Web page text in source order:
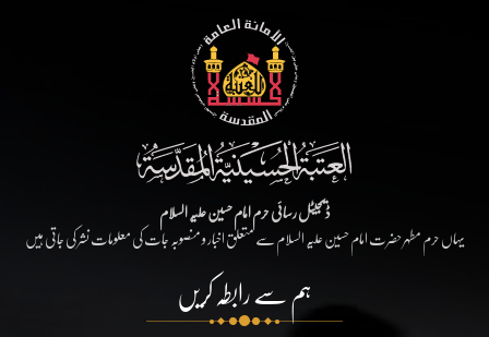
ڈیجیٹل رسائی حرم امام حسین علیہ السلام
یہاں حرم مطہر حضرت امام حسین علیہ السلام سے متعلق اخبار و منصوبہ جات کی معلومات نشر کی جاتی ہیں
ہم سے رابطہ کریں